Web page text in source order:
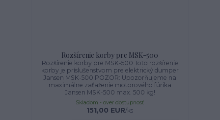
Rozšírenie korby pre MSK-500
Rozšírenie korby pre MSK-500 Toto rozšírenie
korby je príslušenstvom pre elektrický dumper
Jansen MSK-500.POZOR: Upozorňujeme na
maximálne zaťaženie motorového fúrika
Jansen MSK-500 max. 500 kg!
151,00 EUR/ks
Skladom - over dostupnosť